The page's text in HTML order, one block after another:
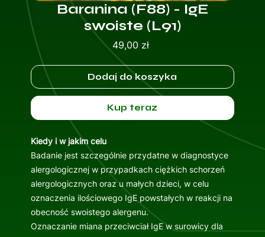
Baranina (F88) - IgE
swoiste (L91)
49,00 złCena
Dodaj do koszyka
Kup teraz
Kiedy i w jakim celu
Badanie jest szczególnie przydatne w diagnostyce
alergologicznej w przypadkach ciężkich schorzeń
alergologicznych oraz u małych dzieci, w celu
oznaczenia ilościowego IgE powstałych w reakcji na
obecność swoistego alergenu.
Oznaczanie miana przeciwciał IgE w surowicy dla